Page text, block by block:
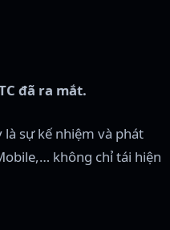
đã ra mắt.
sự kế nhiệm và phát
không chỉ tái hiện